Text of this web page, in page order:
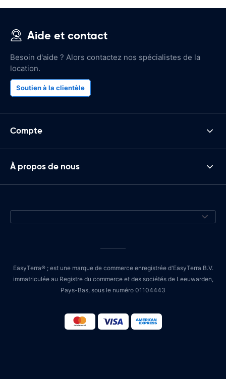
Aide et contact
Besoin d'aide ? Alors contactez nos spécialistes de la
location.
Soutien à la clientèle
Compte
À propos de nous
EasyTerra® ; est une marque de commerce enregistrée d'EasyTerra B.V.
immatriculée au Registre du commerce et des sociétés de Leeuwarden,
Pays-Bas, sous le numéro 01104443